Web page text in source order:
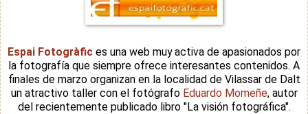
Espai Fotogràfic es una web muy activa de apasionados por
la fotografía que siempre ofrece interesantes contenidos. A
finales de marzo organizan en la localidad de Vilassar de Dalt
un atractivo taller con el fotógrafo Eduardo Momeñe, autor
del recientemente publicado libro "La visión fotográfica".